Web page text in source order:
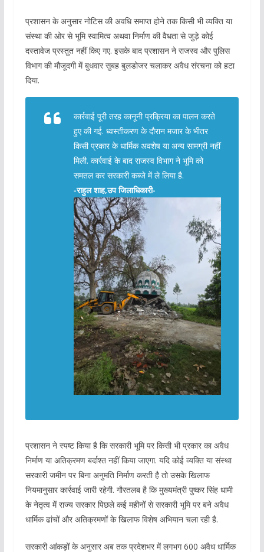
प्रशासन के अनुसार नोटिस की अवधि समाप्त होने तक किसी भी व्यक्ति या
संस्था की ओर से भूमि स्वामित्व अथवा निर्माण की वैधता से जुड़े कोई
दस्तावेज प्रस्तुत नहीं किए गए. इसके बाद प्रशासन ने राजस्व और पुलिस
विभाग की मौजूदगी में बुधवार सुबह बुलडोजर चलाकर अवैध संरचना को हटा
दिया.
कार्रवाई पूरी तरह कानूनी प्रक्रिया का पालन करते
हुए की गई. ध्वस्तीकरण के दौरान मजार के भीतर
किसी प्रकार के धार्मिक अवशेष या अन्य सामग्री नहीं
मिली. कार्रवाई के बाद राजस्व विभाग ने भूमि को
समतल कर सरकारी कब्जे में ले लिया है.
-राहुल शाह,उप जिलाधिकारी-
प्रशासन ने स्पष्ट किया है कि सरकारी भूमि पर किसी भी प्रकार का अवैध
निर्माण या अतिक्रमण बर्दाश्त नहीं किया जाएगा. यदि कोई व्यक्ति या संस्था
सरकारी जमीन पर बिना अनुमति निर्माण करती है तो उसके खिलाफ
नियमानुसार कार्रवाई जारी रहेगी. गौरतलब है कि मुख्यमंत्री पुष्कर सिंह धामी
के नेतृत्व में राज्य सरकार पिछले कई महीनों से सरकारी भूमि पर बने अवैध
धार्मिक ढांचों और अतिक्रमणों के खिलाफ विशेष अभियान चला रही है.
सरकारी आंकड़ों के अनुसार अब तक प्रदेशभर में लगभग 600 अवैध धार्मिक